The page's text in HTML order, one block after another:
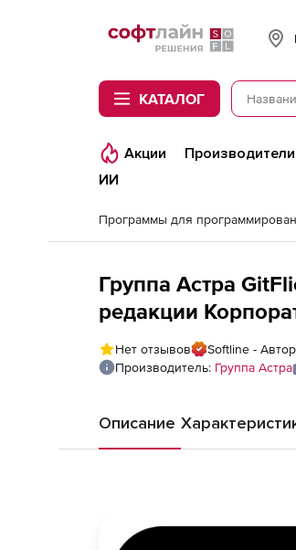
Softline
КАТАЛОГ
Акции Производители
ИИ
Программы для
Группа Астра
редакции
способ передачи
Нет отзывов
Softline -
Производитель: Группа Астра
Описание